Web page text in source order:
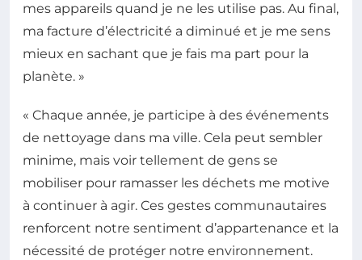
mes appareils quand je ne les utilise pas. Au final,
ma facture d’électricité a diminué et je me sens
mieux en sachant que je fais ma part pour la
planète. »
« Chaque année, je participe à des événements
de nettoyage dans ma ville. Cela peut sembler
minime, mais voir tellement de gens se
mobiliser pour ramasser les déchets me motive
à continuer à agir. Ces gestes communautaires
renforcent notre sentiment d’appartenance et la
nécessité de protéger notre environnement.